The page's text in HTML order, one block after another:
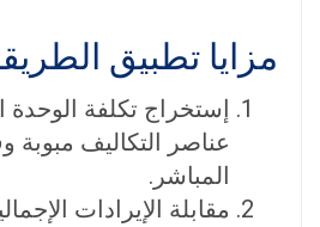
مزايا تطبيق
إستخراج تكلفة الوحدة
عناصر التكاليف مبوبة
المباشر.
مقابلة الإيرادات